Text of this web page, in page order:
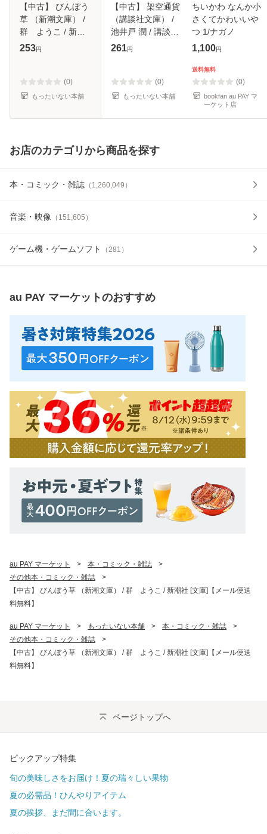
【中古】 びんぼう
草 （新潮文庫） /
群 ようこ / 新潮
社 [文庫]【メール
253円
(0)
もったいない本舗
【中古】 架空通貨
（講談社文庫） /
池井戸 潤 / 講談社
[文庫]【メール便送
261円
(0)
もったいない本舗
ちいかわ なんか小
さくてかわいいや
つ 1/ナガノ
1,100円
送料無料
(0)
bookfan au PAY マ
ーケット店
お店のカテゴリから商品を探す
本・コミック・雑誌 （ 1,260,049 ）
音楽・映像 （ 151,605 ）
ゲーム機・ゲームソフト （281 ）
au PAY マーケットのおすすめ
au PAY マーケット > 本・コミック・雑誌
>
その他本・コミック・雑誌
>
【中古】 びんぼう草 （新潮文庫） / 群 ようこ / 新潮社 [文庫]【メール便送
料無料】
au PAY マーケット > もったいない本舗 > 本・コミック・雑誌
>
その他本・コミック・雑誌
>
【中古】 びんぼう草 （新潮文庫） / 群 ようこ / 新潮社 [文庫]【メール便送
料無料】
ページトップへ
ピックアップ特集
旬の美味しさをお届け！夏の瑞々しい果物
夏の必需品！ひんやりアイテム
夏の挨拶、まだ間に合います。